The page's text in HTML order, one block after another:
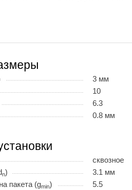
3 мм
10
6.3
0.8 мм
сквозное
n)
3.1 мм
пакета (gmin)
5.5